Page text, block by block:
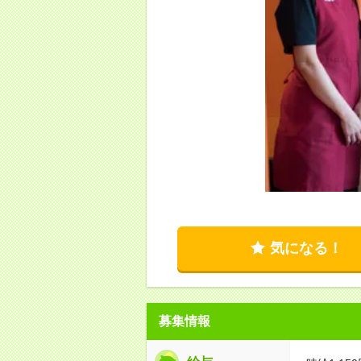
気になる！
募集情報